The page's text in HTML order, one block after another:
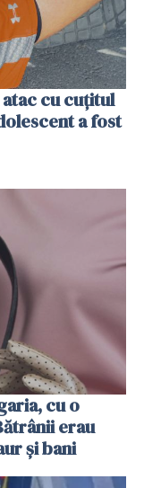
cu cuțitul
a fost
cu o
erau
și bani